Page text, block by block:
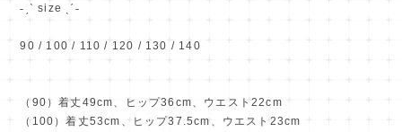
˗ˏˋ size ˎˊ˗
90 / 100 / 110 / 120 / 130 / 140
（90）着丈49cm、ヒップ36cm、ウエスト22cm
（100）着丈53cm、ヒップ37.5cm、ウエスト23cm